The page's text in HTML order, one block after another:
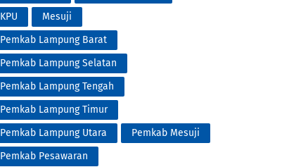
KPU
Mesuji
Pemkab Lampung Barat
Pemkab Lampung Selatan
Pemkab Lampung Tengah
Pemkab Lampung Timur
Pemkab Lampung Utara
Pemkab Mesuji
Pemkab Pesawaran